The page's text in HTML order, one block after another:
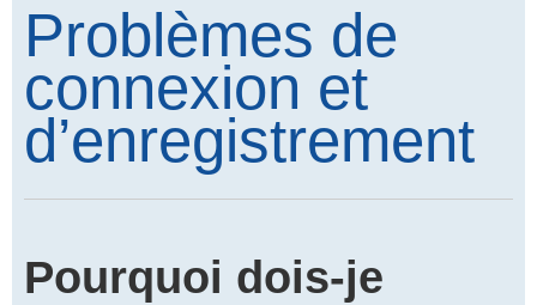
Problèmes de
connexion et
d’enregistrement
Pourquoi dois-je